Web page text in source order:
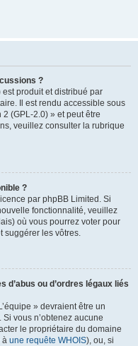
?
produit et distribué par
Il est rendu accessible sous
(GPL-2.0) » et peut être
veuillez consulter la rubrique
?
par phpBB Limited. Si
fonctionnalité, veuillez
où vous pourrez voter pour
suggérer les vôtres.
d’abus ou d’ordres légaux liés
» devraient être un
vous n’obtenez aucune
le propriétaire du domaine
à une requête WHOIS), ou, si